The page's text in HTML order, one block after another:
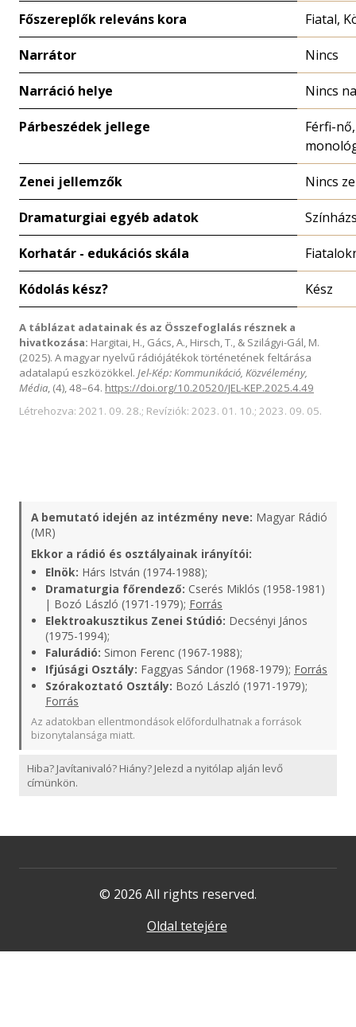
Főszereplők releváns kora Fiatal,
Narrátor Nincs
Narráció helye Nincs
Párbeszédek jellege
Férfi-
Zenei jellemzők Nincs
Dramaturgiai egyéb adatok
Korhatár - edukációs skála
Kódolás kész? Kész
A táblázat adatainak és az Összefoglalás résznek a
hivatkozása: Hargitai, H., Gács, A., Hirsch, T., & Szilágyi-Gál, M.
(2025). A magyar nyelvű rádiójátékok történetének feltárása
adatalapú eszközökkel. Jel-Kép: Kommunikáció, Közvélemény,
Média, (4), 48–64. https://doi.org/10.20520/JEL-KEP.2025.4.49
Létrehozva: 2021. 09. 28.; Revíziók: 2023. 01. 10.; 2023. 09. 05.
A bemutató idején az intézmény neve: Magyar Rádió
(MR)
Ekkor a rádió és osztályainak irányítói:
Elnök: Hárs István (1974-1988);
Dramaturgia főrendező: Cserés Miklós (1958-1981)
| Bozó László (1971-1979); Forrás
Elektroakusztikus Zenei Stúdió: Decsényi János
(1975-1994);
Falurádió: Simon Ferenc (1967-1988);
Ifjúsági Osztály: Faggyas Sándor (1968-1979); Forrás
Szórakoztató Osztály: Bozó László (1971-1979);
Forrás
Az adatokban ellentmondások előfordulhatnak a források
bizonytalansága miatt.
Hiba? Javítanivaló? Hiány? Jelezd a nyitólap alján levő
címünkön.
© 2026 All rights reserved.
Oldal tetejére